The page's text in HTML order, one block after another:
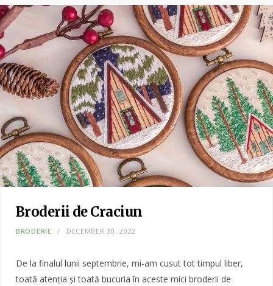
Broderii de Craciun
BRODERIE DECEMBER 30, 2022
De la finalul lunii septembrie, mi-am cusut tot timpul liber,
toată atenția și toată bucuria în aceste mici broderii de